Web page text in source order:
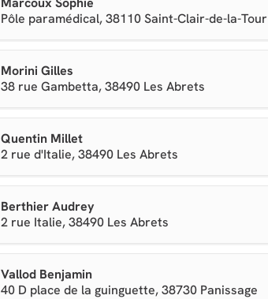
Pôle paramédical, 38110 Saint-Clair-de-la-Tour
Morini Gilles
38 rue Gambetta, 38490 Les Abrets
Quentin Millet
2 rue d'Italie, 38490 Les Abrets
Berthier Audrey
2 rue Italie, 38490 Les Abrets
Vallod Benjamin
40 D place de la guinguette, 38730 Panissage